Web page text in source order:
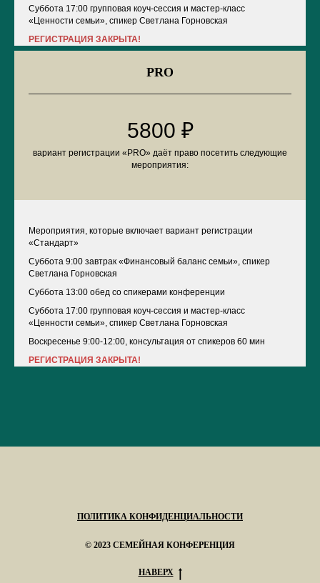
Суббота 17:00 групповая коуч-сессия и мастер-класс
«Ценности семьи», спикер Светлана Горновская
РЕГИСТРАЦИЯ ЗАКРЫТА!
PRO
5800 ₽
вариант регистрации «PRO» даёт право посетить следующие
мероприятия:
Мероприятия, которые включает вариант регистрации
«Стандарт»
Суббота 9:00 завтрак «Финансовый баланс семьи», спикер
Светлана Горновская
Суббота 13:00 обед со спикерами конференции
Суббота 17:00 групповая коуч-сессия и мастер-класс
«Ценности семьи», спикер Светлана Горновская
Воскресенье 9:00-12:00, консультация от спикеров 60 мин
РЕГИСТРАЦИЯ ЗАКРЫТА!
ПОЛИТИКА КОНФИДЕНЦИАЛЬНОСТИ
© 2023 СЕМЕЙНАЯ КОНФЕРЕНЦИЯ
НАВЕРХ